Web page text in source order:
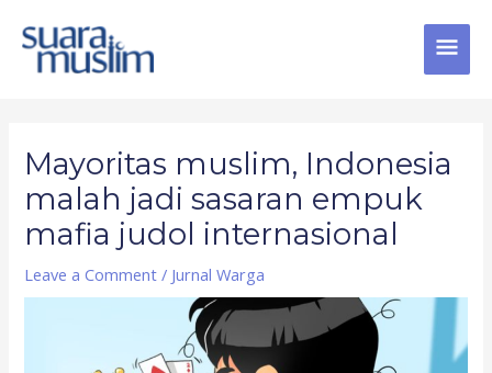
content
Mayoritas muslim, Indonesia
malah jadi sasaran empuk
mafia judol internasional
Leave a Comment / Jurnal Warga